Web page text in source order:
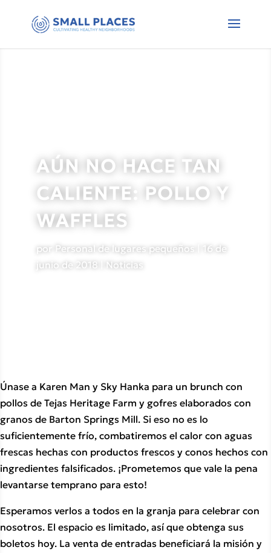
AÚN NO HACE TAN
CALIENTE: POLLO Y
WAFFLES
por Personal de lugares pequeños
16 de
junio de 2018
Noticias
Únase a Karen Man y Sky Hanka para un brunch con
pollos de Tejas Heritage Farm y gofres elaborados con
granos de Barton Springs Mill. Si eso no es lo
suficientemente frío, combatiremos el calor con aguas
frescas hechas con productos frescos y conos hechos con
ingredientes falsificados. ¡Prometemos que vale la pena
levantarse temprano para esto!
Esperamos verlos a todos en la granja para celebrar con
nosotros. El espacio es limitado, así que obtenga sus
boletos hoy. La venta de entradas beneficiará la misión y